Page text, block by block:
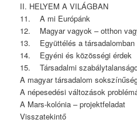
II. HELYEM A VILÁGBAN
11. A mi Európánk
12. Magyar vagyok – otthon
13. Együttélés a társadalomban
14. Egyéni és közösségi érdek
15. Társadalmi
A magyar társadalom
A népesedési változások
A Mars-kolónia – projektfeladat
Visszatekintő